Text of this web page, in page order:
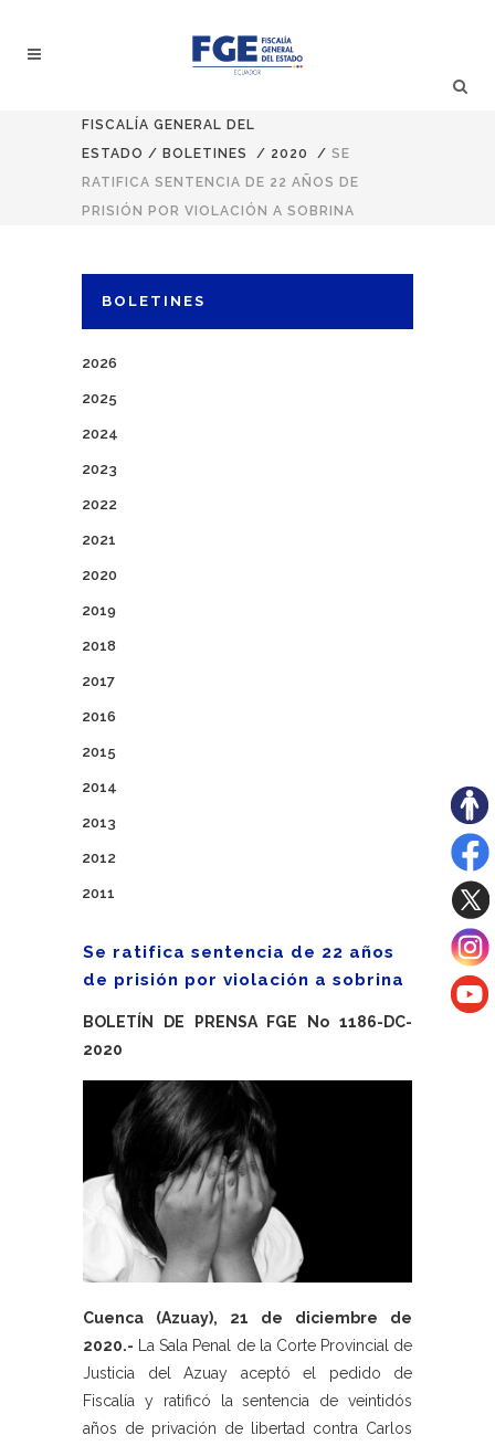
FISCALÍA GENERAL DEL
ESTADO / BOLETINES / 2020 / SE
RATIFICA SENTENCIA DE 22 AÑOS DE
PRISIÓN POR VIOLACIÓN A SOBRINA
BOLETINES
2026
2025
2024
2023
2022
2021
2020
2019
2018
2017
2016
2015
2014
2013
2012
2011
Se ratifica sentencia de 22 años
de prisión por violación a sobrina
BOLETÍN DE PRENSA FGE No 1186-DC-
2020
Cuenca (Azuay), 21 de diciembre de
2020.- La Sala Penal de la Corte Provincial de
Justicia del Azuay aceptó el pedido de
Fiscalía y ratificó la sentencia de veintidós
años de privación de libertad contra Carlos